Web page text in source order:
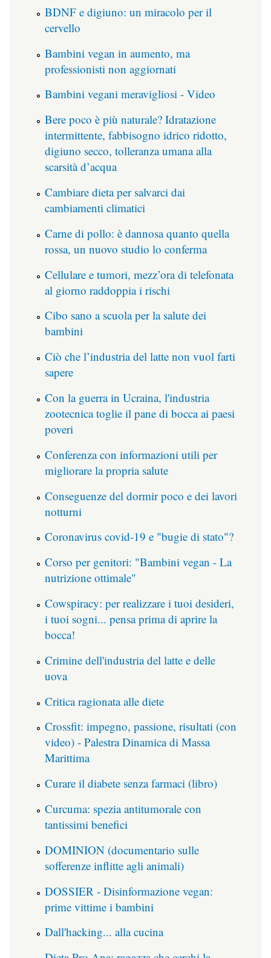
BDNF e digiuno: un miracolo per il
cervello
Bambini vegan in aumento, ma
professionisti non aggiornati
Bambini vegani meravigliosi - Video
Bere poco è più naturale? Idratazione
intermittente, fabbisogno idrico ridotto,
digiuno secco, tolleranza umana alla
scarsità d’acqua
Cambiare dieta per salvarci dai
cambiamenti climatici
Carne di pollo: è dannosa quanto quella
rossa, un nuovo studio lo conferma
Cellulare e tumori, mezz’ora di telefonata
al giorno raddoppia i rischi
Cibo sano a scuola per la salute dei
bambini
Ciò che l’industria del latte non vuol farti
sapere
Con la guerra in Ucraina, l'industria
zootecnica toglie il pane di bocca ai paesi
poveri
Conferenza con informazioni utili per
migliorare la propria salute
Conseguenze del dormir poco e dei lavori
notturni
Coronavirus covid-19 e "bugie di stato"?
Corso per genitori: "Bambini vegan - La
nutrizione ottimale"
Cowspiracy: per realizzare i tuoi desideri,
i tuoi sogni... pensa prima di aprire la
bocca!
Crimine dell'industria del latte e delle
uova
Critica ragionata alle diete
Crossfit: impegno, passione, risultati (con
video) - Palestra Dinamica di Massa
Marittima
Curare il diabete senza farmaci (libro)
Curcuma: spezia antitumorale con
tantissimi benefici
DOMINION (documentario sulle
sofferenze inflitte agli animali)
DOSSIER - Disinformazione vegan:
prime vittime i bambini
Dall'hacking... alla cucina